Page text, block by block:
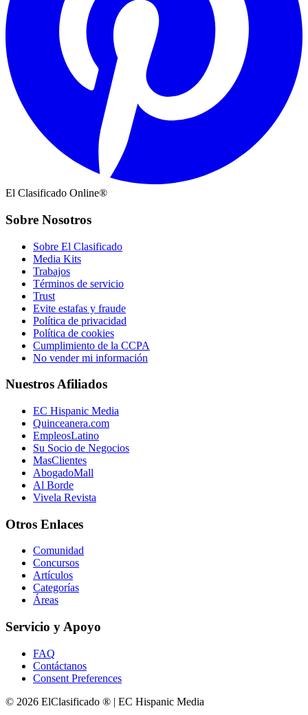
El Clasificado Online®
Sobre Nosotros
Sobre El Clasificado
Media Kits
Trabajos
Términos de servicio
Trust
Evite estafas y fraude
Política de privacidad
Política de cookies
Cumplimiento de la CCPA
No vender mi información
Nuestros Afiliados
EC Hispanic Media
Quinceanera.com
EmpleosLatino
Su Socio de Negocios
MasClientes
AbogadoMall
Al Borde
Vivela Revista
Otros Enlaces
Comunidad
Concursos
Artículos
Categorías
Áreas
Servicio y Apoyo
FAQ
Contáctanos
Consent Preferences
© 2026 ElClasificado ® | EC Hispanic Media